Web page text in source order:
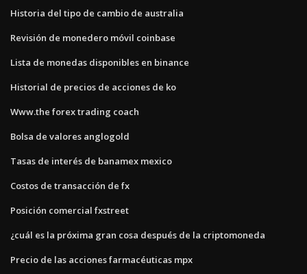
Historia del tipo de cambio de australia
Revisión de monedero móvil coinbase
Lista de monedas disponibles en binance
Historial de precios de acciones de ko
Www.the forex trading coach
Bolsa de valores anglogold
Tasas de interés de banamex mexico
Costos de transacción de fx
Posición comercial fxstreet
¿cuál es la próxima gran cosa después de la criptomoneda
Precio de las acciones farmacéuticas mpx